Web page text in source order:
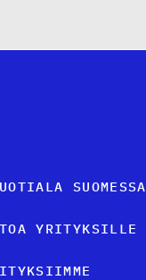
SUOMESSA
YRITYKSILLE